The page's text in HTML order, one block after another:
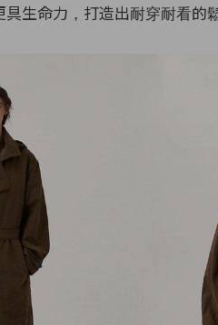
生命力，打造出耐穿耐看的